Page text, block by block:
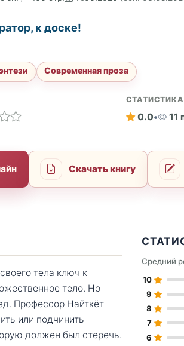
к доске!
Современная проза
СТАТИСТИКА
0.0• 11
Скачать книгу
тела ключ к
тело. Но
Профессор Найткёт
или подчинить
должен был стеречь.
Средний
10
9
8
7
6